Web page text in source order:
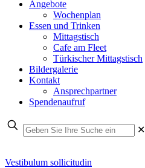
Angebote
Wochenplan
Essen und Trinken
Mittagstisch
Cafe am Fleet
Türkischer Mittagstisch
Bildergalerie
Kontakt
Ansprechpartner
Spendenaufruf
✕
Vestibulum sollicitudin